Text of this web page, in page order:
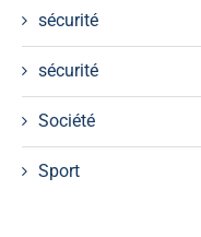
sécurité
sécurité
Société
Sport